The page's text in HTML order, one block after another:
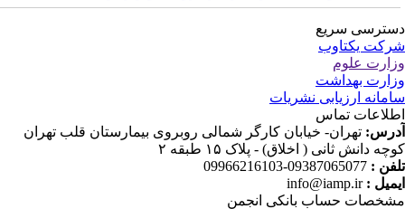
سریع
یکتاوب
علوم
بهداشت
ارزیابی نشریات
تماس
تهران- خیابان کارگر شمالی روبروی بیمارستان قلب تهران
دانش ثانی ( اخلاق) - پلاک ۱۵ طبقه ۲
:
09387065077-09966216103
:
info@iamp.ir
حساب بانکی انجمن